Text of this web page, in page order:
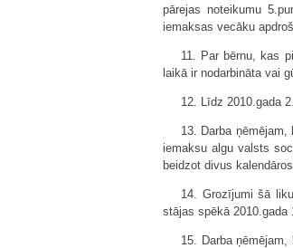
pārejas noteikumu
iemaksas vecāku
11. Par bērnu, kas
laikā ir nodarbināta vai
12. Līdz 2010.gada
13. Darba
iemaksu algu valsts
beidzot divus
14. Grozījumi šā
stājas spēkā 2010.gada
15. Darba